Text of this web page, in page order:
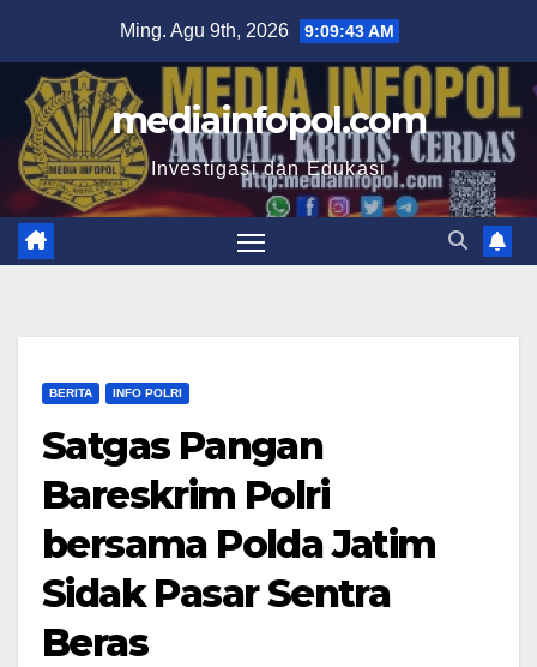
content
Ming. Agu 9th, 2026 9:09:44 AM
mediainfopol.com
Investigasi dan Edukasi
BERITA INFO POLRI
Satgas Pangan
Bareskrim Polri
bersama Polda Jatim
Sidak Pasar Sentra
Beras